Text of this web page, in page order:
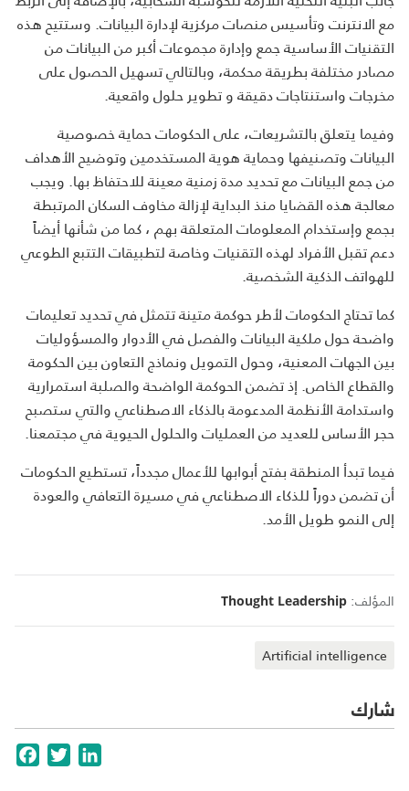
مع الانترنت وتأسيس منصات مركزية لإدارة البيانات. وستتيح هذه
التقنيات الأساسية جمع وإدارة مجموعات أكبر من البيانات من
مصادر مختلفة بطريقة محكمة، وبالتالي تسهيل الحصول على
مخرجات واستنتاجات دقيقة و تطوير حلول واقعية.
وفيما يتعلق بالتشريعات، على الحكومات حماية خصوصية
البيانات وتصنيفها وحماية هوية المستخدمين وتوضيح الأهداف
من جمع البيانات مع تحديد مدة زمنية معينة للاحتفاظ بها. ويجب
معالجة هذه القضايا منذ البداية لإزالة مخاوف السكان المرتبطة
بجمع وإستخدام المعلومات المتعلقة بهم ، كما من شأنها أيضاً
دعم تقبل الأفراد لهذه التقنيات وخاصة لتطبيقات التتبع الطوعي
للهواتف الذكية الشخصية.
كما تحتاج الحكومات لأطر حوكمة متينة تتمثل في تحديد تعليمات
واضحة حول ملكية البيانات والفصل في الأدوار والمسؤوليات
بين الجهات المعنية، وحول التمويل ونماذج التعاون بين الحكومة
والقطاع الخاص. إذ تضمن الحوكمة الواضحة والصلبة استمرارية
واستدامة الأنظمة المدعومة بالذكاء الاصطناعي والتي ستصبح
حجر الأساس للعديد من العمليات والحلول الحيوية في مجتمعنا.
فيما تبدأ المنطقة بفتح أبوابها للأعمال مجدداً، تستطيع الحكومات
أن تضمن دوراً للذكاء الاصطناعي في مسيرة التعافي والعودة
إلى النمو طويل الأمد.
المؤلف: Thought Leadership
Artificial intelligence
شارك
TwitterLinkedIn